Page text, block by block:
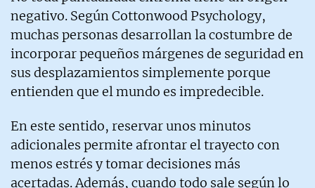
negativo. Según Cottonwood Psychology,
muchas personas desarrollan la costumbre de
incorporar pequeños márgenes de seguridad en
sus desplazamientos simplemente porque
entienden que el mundo es impredecible.
En este sentido, reservar unos minutos
adicionales permite afrontar el trayecto con
menos estrés y tomar decisiones más
acertadas. Además, cuando todo sale según lo